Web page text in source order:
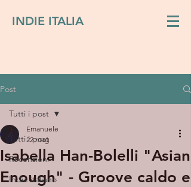
INDIE ITALIA
Post
Tutti i post
Recensioni
Indie italiano
Tutti i post
Isabella Han-Bolelli "Asian
Enough" - Groove caldo e
Emanuele
22 mag